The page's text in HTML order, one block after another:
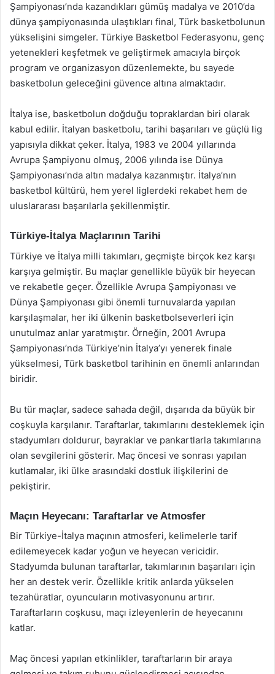
Şampiyonası’nda kazandıkları gümüş madalya ve 2010’da
dünya şampiyonasında ulaştıkları final, Türk basketbolunun
yükselişini simgeler. Türkiye Basketbol Federasyonu, genç
yetenekleri keşfetmek ve geliştirmek amacıyla birçok
program ve organizasyon düzenlemekte, bu sayede
basketbolun geleceğini güvence altına almaktadır.
İtalya ise, basketbolun doğduğu topraklardan biri olarak
kabul edilir. İtalyan basketbolu, tarihi başarıları ve güçlü lig
yapısıyla dikkat çeker. İtalya, 1983 ve 2004 yıllarında
Avrupa Şampiyonu olmuş, 2006 yılında ise Dünya
Şampiyonası’nda altın madalya kazanmıştır. İtalya’nın
basketbol kültürü, hem yerel liglerdeki rekabet hem de
uluslararası başarılarla şekillenmiştir.
Türkiye-İtalya Maçlarının Tarihi
Türkiye ve İtalya milli takımları, geçmişte birçok kez karşı
karşıya gelmiştir. Bu maçlar genellikle büyük bir heyecan
ve rekabetle geçer. Özellikle Avrupa Şampiyonası ve
Dünya Şampiyonası gibi önemli turnuvalarda yapılan
karşılaşmalar, her iki ülkenin basketbolseverleri için
unutulmaz anlar yaratmıştır. Örneğin, 2001 Avrupa
Şampiyonası’nda Türkiye’nin İtalya’yı yenerek finale
yükselmesi, Türk basketbol tarihinin en önemli anlarından
biridir.
Bu tür maçlar, sadece sahada değil, dışarıda da büyük bir
coşkuyla karşılanır. Taraftarlar, takımlarını desteklemek için
stadyumları doldurur, bayraklar ve pankartlarla takımlarına
olan sevgilerini gösterir. Maç öncesi ve sonrası yapılan
kutlamalar, iki ülke arasındaki dostluk ilişkilerini de
pekiştirir.
Maçın Heyecanı: Taraftarlar ve Atmosfer
Bir Türkiye-İtalya maçının atmosferi, kelimelerle tarif
edilemeyecek kadar yoğun ve heyecan vericidir.
Stadyumda bulunan taraftarlar, takımlarının başarıları için
her an destek verir. Özellikle kritik anlarda yükselen
tezahüratlar, oyuncuların motivasyonunu artırır.
Taraftarların coşkusu, maçı izleyenlerin de heyecanını
katlar.
Maç öncesi yapılan etkinlikler, taraftarların bir araya